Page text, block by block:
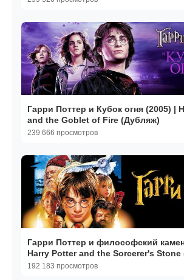
Гарри Поттер и Кубок огня (2005) |
and the Goblet of Fire (Дубляж)
239 666 просмотров
Гарри Поттер и философский
Harry Potter and the Sorcerer's
192 183 просмотров